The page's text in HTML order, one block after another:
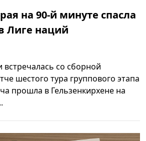
на 90-й минуте спасла
Лиге наций
со сборной
шестого тура группового этапа
прошла в Гельзенкирхене на